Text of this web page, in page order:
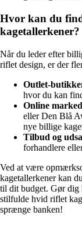
Hvor kan du
kagetallerkener?
Når du leder efter
riflet design, er der
Outlet-
hvor du kan
Online
eller Den Blå
nye billige
Tilbud og
forhandlere
Ved at være
kagetallerkener kan
til dit budget. Gør dig
stilfulde hvid riflet
sprænge banken!